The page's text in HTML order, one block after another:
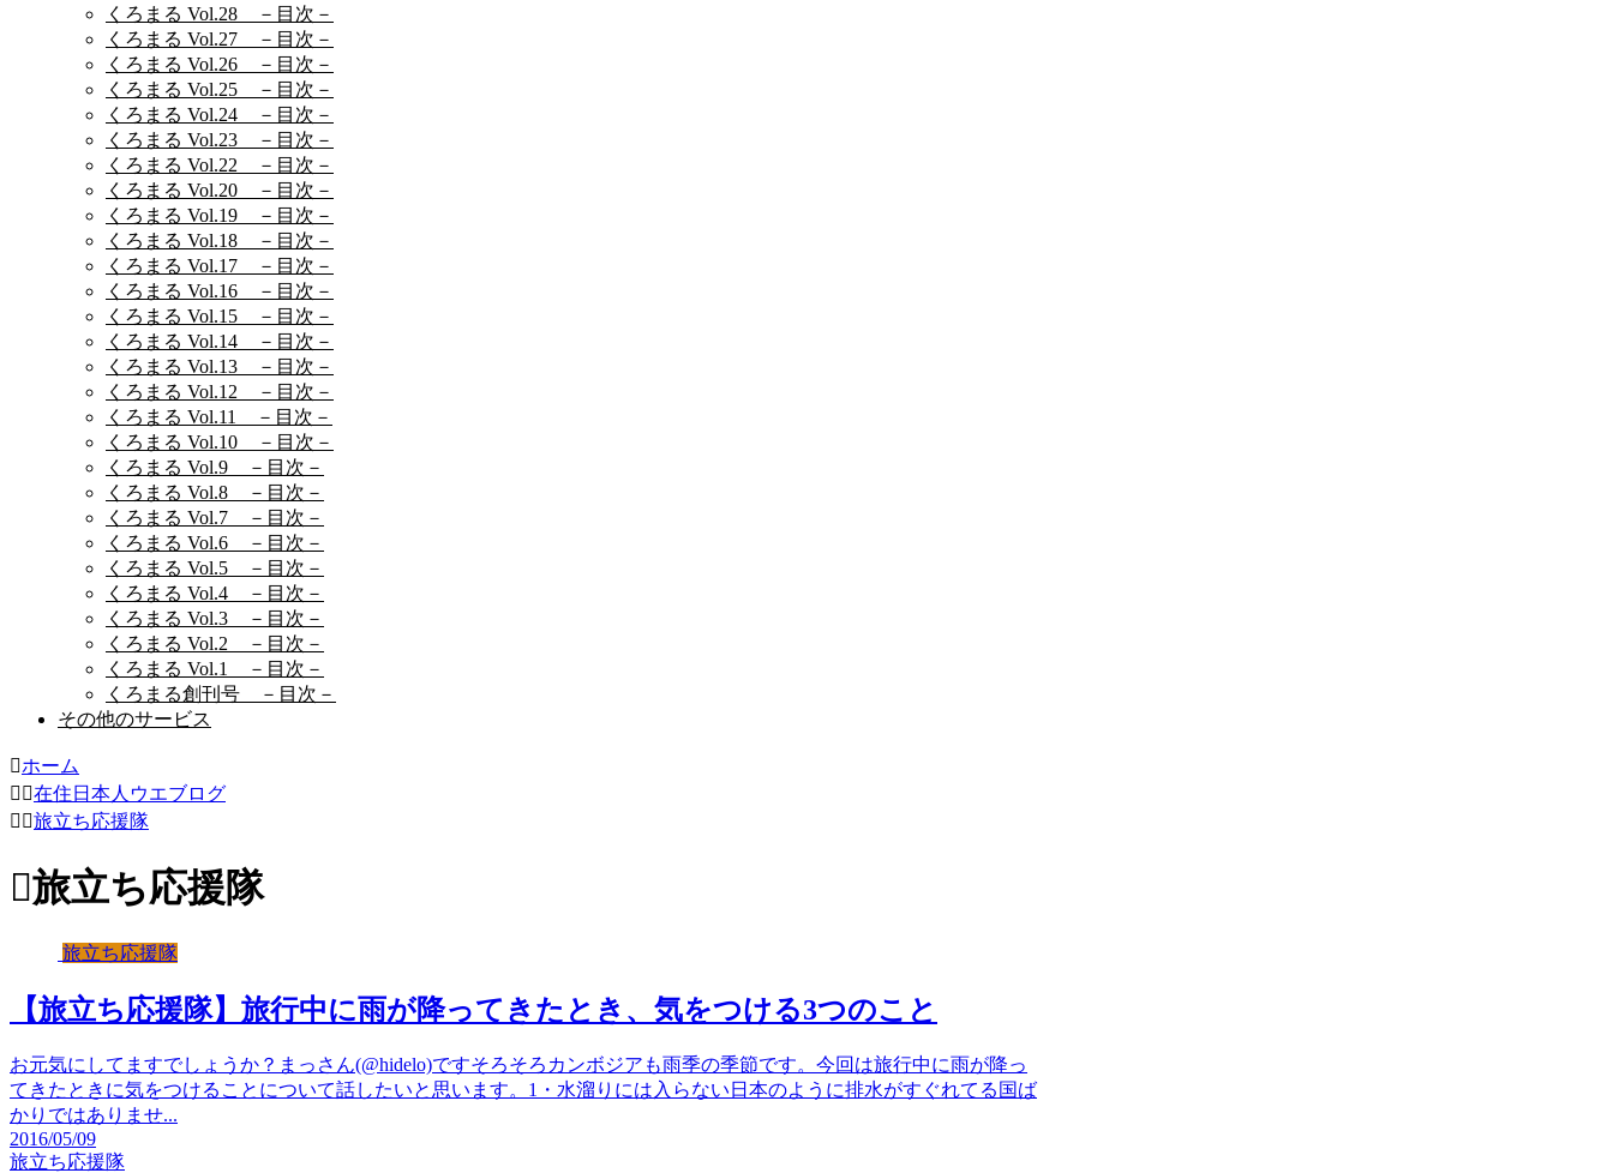
くろまる Vol.28 －目次－
くろまる Vol.27 －目次－
くろまる Vol.26 －目次－
くろまる Vol.25 －目次－
くろまる Vol.24 －目次－
くろまる Vol.23 －目次－
くろまる Vol.22 －目次－
くろまる Vol.20 －目次－
くろまる Vol.19 －目次－
くろまる Vol.18 －目次－
くろまる Vol.17 －目次－
くろまる Vol.16 －目次－
くろまる Vol.15 －目次－
くろまる Vol.14 －目次－
くろまる Vol.13 －目次－
くろまる Vol.12 －目次－
くろまる Vol.11 －目次－
くろまる Vol.10 －目次－
くろまる Vol.9 －目次－
くろまる Vol.8 －目次－
くろまる Vol.7 －目次－
くろまる Vol.6 －目次－
くろまる Vol.5 －目次－
くろまる Vol.4 －目次－
くろまる Vol.3 －目次－
くろまる Vol.2 －目次－
くろまる Vol.1 －目次－
くろまる創刊号 －目次－
その他のサービス
ホーム
在住日本人ウエブログ
旅立ち応援隊
旅立ち応援隊
旅立ち応援隊
【旅立ち応援隊】旅行中に雨が降ってきたとき、気をつける3つのこと
お元気にしてますでしょうか？まっさん(@hidelo)ですそろそろカンボジアも雨季の季節です。今回は旅行中に雨が降っ
てきたときに気をつけることについて話したいと思います。1・水溜りには入らない日本のように排水がすぐれてる国ば
かりではありませ...
2016/05/09
旅立ち応援隊